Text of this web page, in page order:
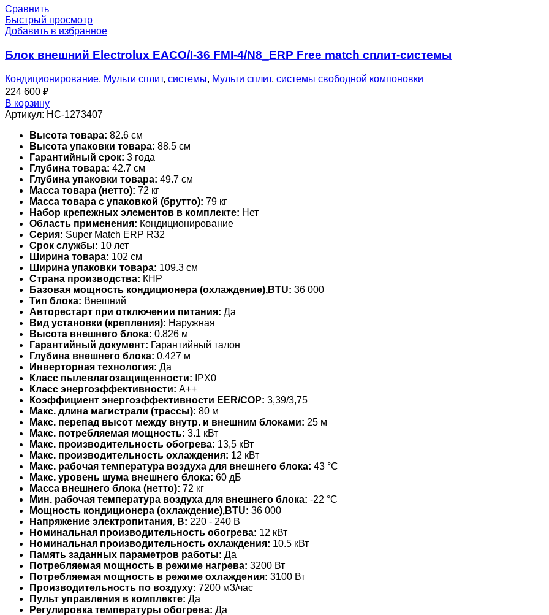
Сравнить
Быстрый просмотр
Добавить в избранное
Блок внешний Electrolux EACO/I-36 FMI-4/N8_ERP Free match сплит-системы
Кондиционирование, Мульти сплит, системы, Мульти сплит, системы свободной компоновки
224 600 ₽
В корзину
Артикул: НС-1273407
Высота товара: 82.6 см
Высота упаковки товара: 88.5 см
Гарантийный срок: 3 года
Глубина товара: 42.7 см
Глубина упаковки товара: 49.7 см
Масса товара (нетто): 72 кг
Масса товара с упаковкой (брутто): 79 кг
Набор крепежных элементов в комплекте: Нет
Область применения: Кондиционирование
Серия: Super Match ERP R32
Срок службы: 10 лет
Ширина товара: 102 см
Ширина упаковки товара: 109.3 см
Страна производства: КНР
Базовая мощность кондиционера (охлаждение),BTU: 36 000
Тип блока: Внешний
Авторестарт при отключении питания: Да
Вид установки (крепления): Наружная
Высота внешнего блока: 0.826 м
Гарантийный документ: Гарантийный талон
Глубина внешнего блока: 0.427 м
Инверторная технология: Да
Класс пылевлагозащищенности: IPX0
Класс энергоэффективности: A++
Коэффициент энергоэффективности EER/COP: 3,39/3,75
Макс. длина магистрали (трассы): 80 м
Макс. перепад высот между внутр. и внешним блоками: 25 м
Макс. потребляемая мощность: 3.1 кВт
Макс. производительность обогрева: 13,5 кВт
Макс. производительность охлаждения: 12 кВт
Макс. рабочая температура воздуха для внешнего блока: 43 °С
Макс. уровень шума внешнего блока: 60 дБ
Масса внешнего блока (нетто): 72 кг
Мин. рабочая температура воздуха для внешнего блока: -22 °С
Мощность кондиционера (охлаждение),BTU: 36 000
Напряжение электропитания, В: 220 - 240 В
Номинальная производительность обогрева: 12 кВт
Номинальная производительность охлаждения: 10.5 кВт
Память заданных параметров работы: Да
Потребляемая мощность в режиме нагрева: 3200 Вт
Потребляемая мощность в режиме охлаждения: 3100 Вт
Производительность по воздуху: 7200 м3/час
Пульт управления в комплекте: Да
Регулировка температуры обогрева: Да